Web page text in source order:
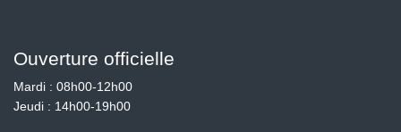
Ouverture officielle
Mardi : 08h00-12h00
Jeudi : 14h00-19h00